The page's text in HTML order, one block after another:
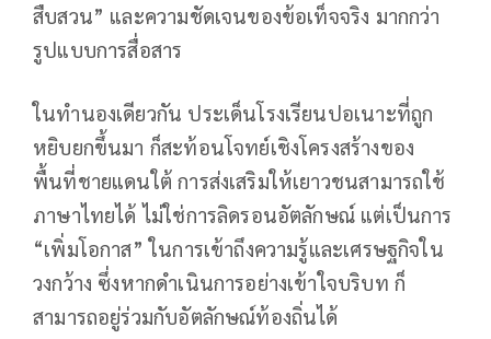
สืบสวน” และความชัดเจนของข้อเท็จจริง มากกว่า
รูปแบบการสื่อสาร
ในทำนองเดียวกัน ประเด็นโรงเรียนปอเนาะที่ถูก
หยิบยกขึ้นมา ก็สะท้อนโจทย์เชิงโครงสร้างของ
พื้นที่ชายแดนใต้ การส่งเสริมให้เยาวชนสามารถใช้
ภาษาไทยได้ ไม่ใช่การลิดรอนอัตลักษณ์ แต่เป็นการ
“เพิ่มโอกาส” ในการเข้าถึงความรู้และเศรษฐกิจใน
วงกว้าง ซึ่งหากดำเนินการอย่างเข้าใจบริบท ก็
สามารถอยู่ร่วมกับอัตลักษณ์ท้องถิ่นได้